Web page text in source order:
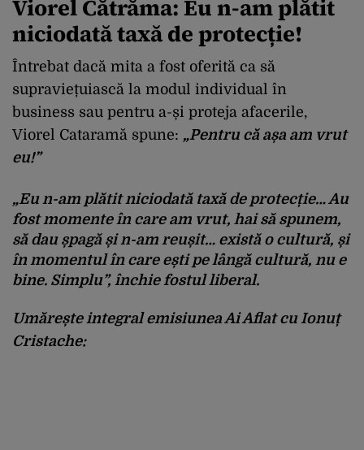
Viorel Cătrăma: Eu n-am plătit
niciodată taxă de protecție!
Întrebat dacă mita a fost oferită ca să
supraviețuiască la modul individual în
business sau pentru a-și proteja afacerile,
Viorel Cataramă spune: „Pentru că așa am vrut
eu!”
„Eu n-am plătit niciodată taxă de protecție… Au
fost momente în care am vrut, hai să spunem,
să dau șpagă și n-am reușit… există o cultură, și
în momentul în care ești pe lângă cultură, nu e
bine. Simplu”, închie fostul liberal.
Umărește integral emisiunea Ai Aflat cu Ionuț
Cristache: